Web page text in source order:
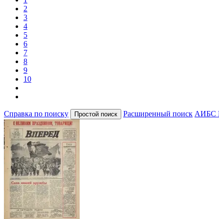
2
3
4
5
6
7
8
9
10
Справка по поиску Расширенный поиск АИБС